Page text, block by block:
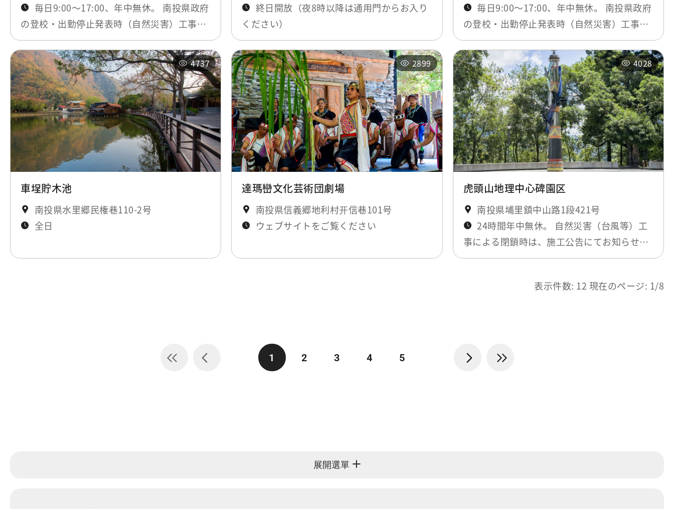
毎日9:00～17:00、年中無休。 南投県政府
の登校・出勤停止発表時（自然災害）工事期
間のみ閉鎖。最新ニュースにてお知らせしま
す。
終日開放（夜8時以降は通用門からお入り
ください）
毎日9:00～17:00、年中無休。 南投県政府
の登校・出勤停止発表時（自然災害）工事期
間のみ閉鎖。最新ニュースにてお知らせしま
す。
4737
車埕貯木池
南投県水里郷民権巷110-2号
全日
2899
達瑪巒文化芸術団劇場
南投県信義郷地利村开信巷101号
ウェブサイトをご覧ください
4028
虎頭山地理中心碑園区
南投県埔里鎮中山路1段421号
24時間年中無休。 自然災害（台風等）工
事による閉鎖時は、施工公告にてお知らせし
ます。
表示件数: 12 現在のページ: 1/8
1 2 3 4 5
展開選單